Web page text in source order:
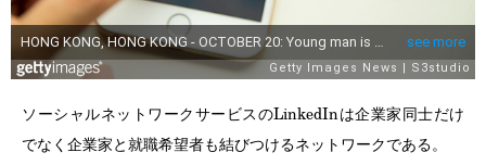
ソーシャルネットワークサービスのLinkedInは企業家同士だけ
でなく企業家と就職希望者も結びつけるネットワークである。